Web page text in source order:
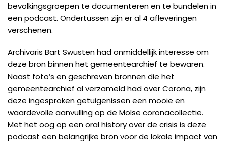
bevolkingsgroepen te documenteren en te bundelen in
een podcast. Ondertussen zijn er al 4 afleveringen
verschenen.
Archivaris Bart Swusten had onmiddellijk interesse om
deze bron binnen het gemeentearchief te bewaren.
Naast foto’s en geschreven bronnen die het
gemeentearchief al verzameld had over Corona, zijn
deze ingesproken getuigenissen een mooie en
waardevolle aanvulling op de Molse coronacollectie.
Met het oog op een oral history over de crisis is deze
podcast een belangrijke bron voor de lokale impact van